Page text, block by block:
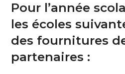
Pour l’année
les écoles
des fournitures
partenaires :